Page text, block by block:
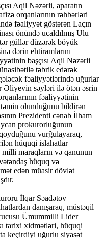
Aqil Nəzərli, aparatın
orqanlarının rəhbərləri
fəaliyyət göstərən Laçın
önündə ucaldılmış Ulu
güllər düzərək böyük
dərin ehtiramlarını
başçısı Aqil Nəzərli
təbrik edərək
fəaliyyətlərində uğurlar
Əliyevin səyləri ilə ötən əsrin
fəaliyyətinin
olunduğunu bildirən
Prezidenti cənab İlham
prokurorluğunun
vurğulayaraq,
hüquqi islahatlar
maraqların və qanunun
hüquq və
edən müasir dövlət
İlqar Səadətov
danışaraq, müstəqil
Ümummilli Lider
tarixi xidmətləri, hüquqi
keçirdiyi uğurlu siyasət